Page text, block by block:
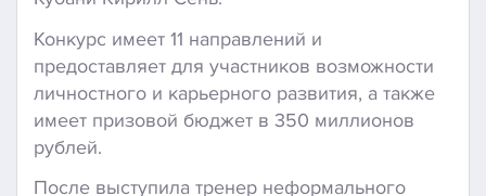
Конкурс имеет 11 направлений и
предоставляет для участников возможности
личностного и карьерного развития, а также
имеет призовой бюджет в 350 миллионов
рублей.
После выступила тренер неформального